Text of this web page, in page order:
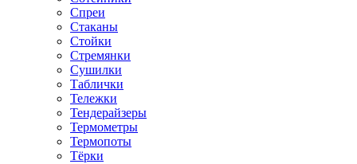
Спреи
Стаканы
Стойки
Стремянки
Сушилки
Таблички
Тележки
Тендерайзеры
Термометры
Термопоты
Тёрки